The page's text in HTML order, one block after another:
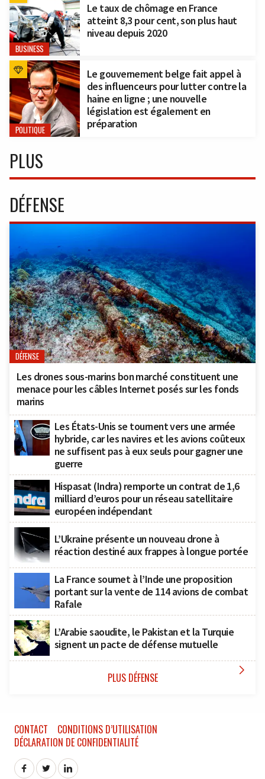
BUSINESS
Le taux de chômage en France
atteint 8,3 pour cent, son plus haut
niveau depuis 2020
POLITIQUE
Le gouvernement belge fait appel à
des influenceurs pour lutter contre la
haine en ligne ; une nouvelle
législation est également en
préparation
PLUS
DÉFENSE
DÉFENSE
Les drones sous-marins bon marché constituent une
menace pour les câbles Internet posés sur les fonds
marins
Les États-Unis se tournent vers une armée
hybride, car les navires et les avions coûteux
ne suffisent pas à eux seuls pour gagner une
guerre
Hispasat (Indra) remporte un contrat de 1,6
milliard d’euros pour un réseau satellitaire
européen indépendant
L’Ukraine présente un nouveau drone à
réaction destiné aux frappes à longue portée
La France soumet à l’Inde une proposition
portant sur la vente de 114 avions de combat
Rafale
L’Arabie saoudite, le Pakistan et la Turquie
signent un pacte de défense mutuelle
PLUS DÉFENSE 
CONTACT
CONDITIONS D’UTILISATION
DÉCLARATION DE CONFIDENTIALITÉ